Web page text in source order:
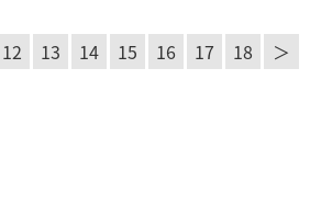
12 13 14 15 16 17 18 ＞